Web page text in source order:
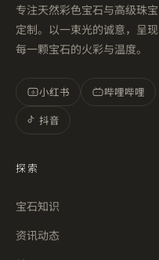
专注天然彩色宝石与高级珠宝
定制。以一束光的诚意，呈现
每一颗宝石的火彩与温度。
小 小红书
哔哩哔哩
抖音
探索
宝石知识
资讯动态